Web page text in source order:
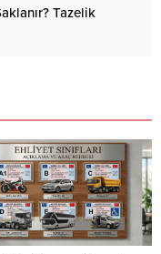
Tazelik